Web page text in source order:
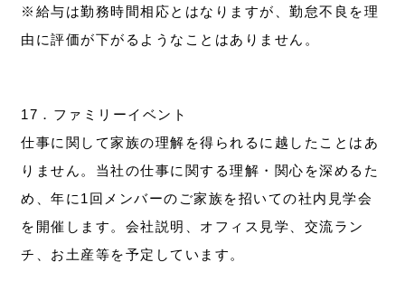
※給与は勤務時間相応とはなりますが、勤怠不良を理
由に評価が下がるようなことはありません。
17．ファミリーイベント
仕事に関して家族の理解を得られるに越したことはあ
りません。当社の仕事に関する理解・関心を深めるた
め、年に1回メンバーのご家族を招いての社内見学会
を開催します。会社説明、オフィス見学、交流ラン
チ、お土産等を予定しています。